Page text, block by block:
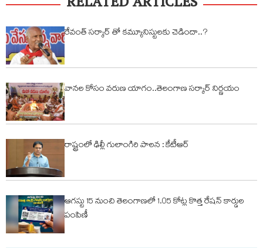
రేవంత్ సర్కార్ తో కమ్యూనిస్టులకు చెడిందా..?
వానల కోసం వరుణ యాగం..తెలంగాణ సర్కార్ నిర్ణయం
రాష్ట్రంలో ఢిల్లీ గులాంగిరి పాలన : కేటీఆర్
ఆగస్టు 15 నుంచి తెలంగాణలో 1.05 కోట్ల కొత్త రేషన్ కార్డుల
పంపిణీ